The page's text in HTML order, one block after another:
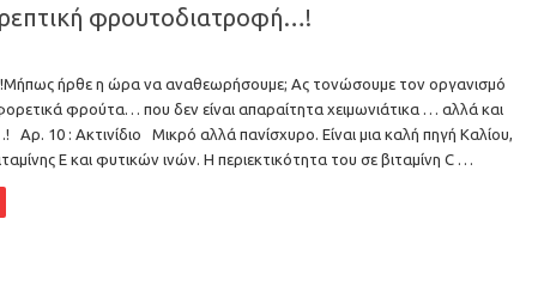
φρουτοδιατροφή…!
ήρθε η ώρα να αναθεωρήσουμε; Ας τονώσουμε τον οργανισμό
φρούτα… που δεν είναι απαραίτητα χειμωνιάτικα … αλλά και
Aρ. 10 : Ακτινίδιο Μικρό αλλά πανίσχυρο. Είναι μια καλή πηγή Καλίου,
Ε και φυτικών ινών. Η περιεκτικότητα του σε βιταμίνη C …